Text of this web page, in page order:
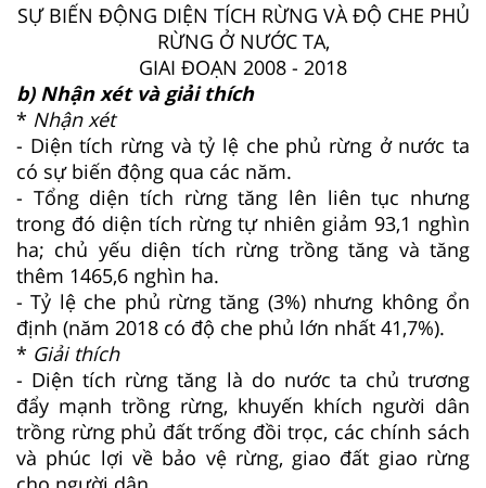
SỰ BIẾN ĐỘNG DIỆN TÍCH RỪNG VÀ ĐỘ CHE PHỦ
RỪNG Ở NƯỚC TA,
GIAI ĐOẠN 2008 - 2018
b) Nhận xét và giải thích
* Nhận xét
- Diện tích rừng và tỷ lệ che phủ rừng ở nước ta
có sự biến động qua các năm.
- Tổng diện tích rừng tăng lên liên tục nhưng
trong đó diện tích rừng tự nhiên giảm 93,1 nghìn
ha; chủ yếu diện tích rừng trồng tăng và tăng
thêm 1465,6 nghìn ha.
- Tỷ lệ che phủ rừng tăng (3%) nhưng không ổn
định (năm 2018 có độ che phủ lớn nhất 41,7%).
* Giải thích
- Diện tích rừng tăng là do nước ta chủ trương
đẩy mạnh trồng rừng, khuyến khích người dân
trồng rừng phủ đất trống đồi trọc, các chính sách
và phúc lợi về bảo vệ rừng, giao đất giao rừng